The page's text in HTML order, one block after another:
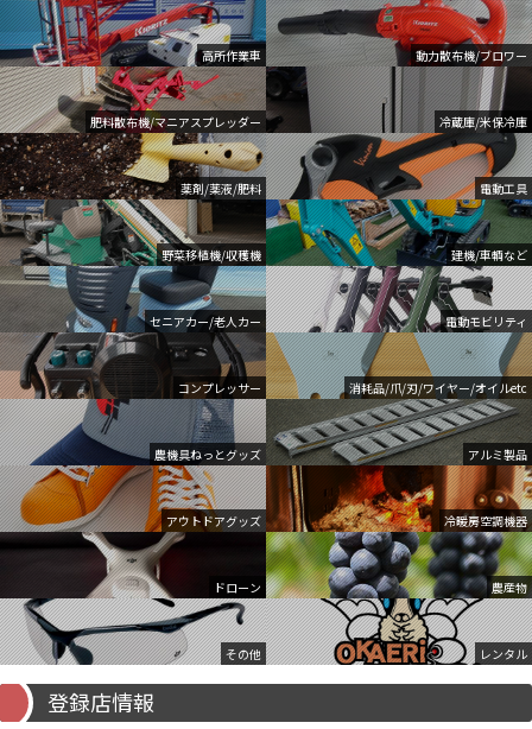
高所作業車 動力散布機/ブロワー
肥料散布機/マニアスプレッダー 冷蔵庫/米保冷庫
薬剤/薬液/肥料 電動工具
野菜移植機/収穫機 建機/車輌など
セニアカー/老人カー 電動モビリティ
コンプレッサー 消耗品/爪/刃/ワイヤー/オイルetc
農機具ねっとグッズ アルミ製品
アウトドアグッズ 冷暖房空調機器
ドローン 農産物
その他 レンタル
登録店情報